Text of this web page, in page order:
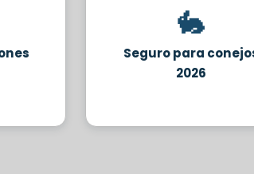
🐇
Seguro para
2026